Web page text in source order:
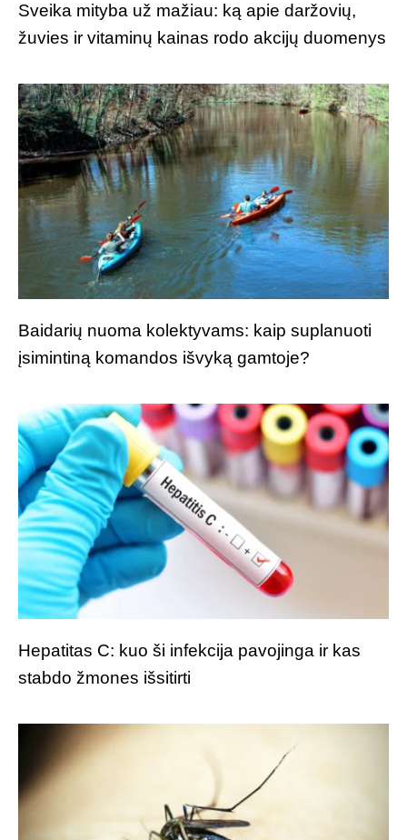
Sveika mityba už mažiau: ką apie daržovių,
žuvies ir vitaminų kainas rodo akcijų duomenys
Baidarių nuoma kolektyvams: kaip suplanuoti
įsimintiną komandos išvyką gamtoje?
Hepatitas C: kuo ši infekcija pavojinga ir kas
stabdo žmones išsitirti